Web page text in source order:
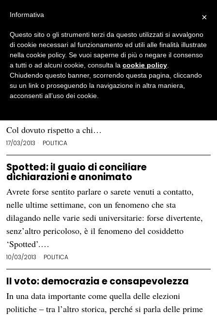
BROWSE CATEGORY
Politica- Page 29
Elogio dell’astensione
Sono trascorse ormai tre settimane dalle ultime elezioni
Col dovuto rispetto a chi…
17/03/2013 POLITICA
Spotted: il guaio di conciliare
dichiarazioni e anonimato
Avrete forse sentito parlare o sarete venuti a contatto,
nelle ultime settimane, con un fenomeno che sta
dilagando nelle varie sedi universitarie: forse divertente,
senz’altro pericoloso, è il fenomeno del cosiddetto
‘Spotted’.…
10/03/2013 POLITICA
Il voto: democrazia e consapevolezza
In una data importante come quella delle elezioni
politiche – tra l’altro storica, perché si parla delle prime
×
Informativa
Questo sito o gli strumenti terzi da questo utilizzati si avvalgono
di cookie necessari al funzionamento ed utili alle finalità illustrate
nella cookie policy. Se vuoi saperne di più o negare il consenso
a tutti o ad alcuni cookie, consulta la cookie policy
Chiudendo questo banner, scorrendo questa pagina, cliccando
su un link o proseguendo la navigazione in altra maniera,
acconsenti all’uso dei cookie.